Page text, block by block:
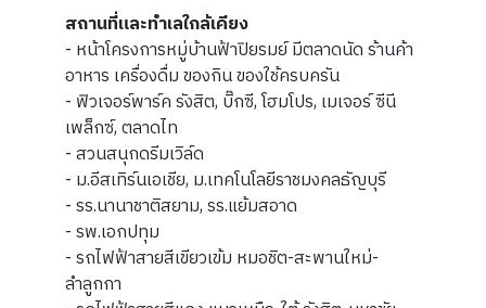
สถานที่และทำเลใกล้เคียง
- หน้าโครงการหมู่บ้านฟ้าปิยรมย์ มีตลาดนัด ร้านค้า
อาหาร เครื่องดื่ม ของกิน ของใช้ครบครัน
- ฟิวเจอร์พาร์ค รังสิต, บิ๊กซี, โฮมโปร, เมเจอร์ ซีนี
เพล็กซ์, ตลาดไท
- สวนสนุกดรีมเวิล์ด
- ม.อีสเทิร์นเอเชีย, ม.เทคโนโลยีราชมงคลธัญบุรี
- รร.นานาชาติสยาม, รร.แย้มสอาด
- รพ.เอกปทุม
- รถไฟฟ้าสายสีเขียวเข้ม หมอชิต-สะพานใหม่-
ลำลูกกา